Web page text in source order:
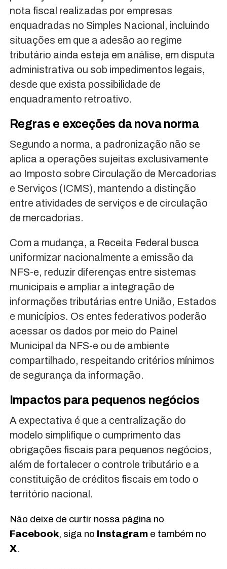
nota fiscal realizadas por empresas
enquadradas no Simples Nacional, incluindo
situações em que a adesão ao regime
tributário ainda esteja em análise, em disputa
administrativa ou sob impedimentos legais,
desde que exista possibilidade de
enquadramento retroativo.
Regras e exceções da nova norma
Segundo a norma, a padronização não se
aplica a operações sujeitas exclusivamente
ao Imposto sobre Circulação de Mercadorias
e Serviços (ICMS), mantendo a distinção
entre atividades de serviços e de circulação
de mercadorias.
Com a mudança, a Receita Federal busca
uniformizar nacionalmente a emissão da
NFS-e, reduzir diferenças entre sistemas
municipais e ampliar a integração de
informações tributárias entre União, Estados
e municípios. Os entes federativos poderão
acessar os dados por meio do Painel
Municipal da NFS-e ou de ambiente
compartilhado, respeitando critérios mínimos
de segurança da informação.
Impactos para pequenos negócios
A expectativa é que a centralização do
modelo simplifique o cumprimento das
obrigações fiscais para pequenos negócios,
além de fortalecer o controle tributário e a
constituição de créditos fiscais em todo o
território nacional.
Não deixe de curtir nossa página no
Facebook, siga no Instagrame também no
X.